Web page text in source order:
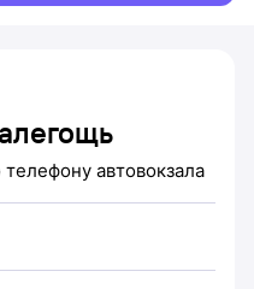
автовокзала